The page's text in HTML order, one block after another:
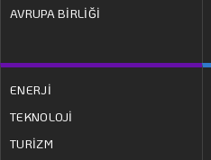
AVRUPA BİRLİĞİ
ENERJİ
TEKNOLOJİ
TURİZM